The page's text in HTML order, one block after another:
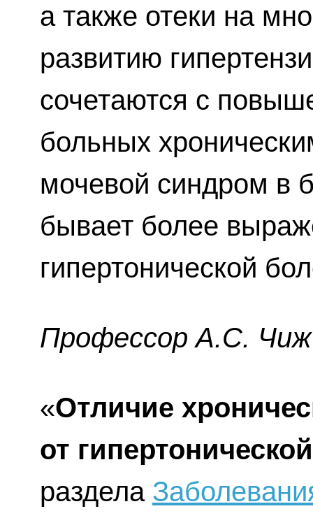
а также отеки на
развитию
сочетаются с
больных
мочевой синдром в
бывает более
гипертонической
Профессор A.C. Чиж
«Отличие
от
раздела